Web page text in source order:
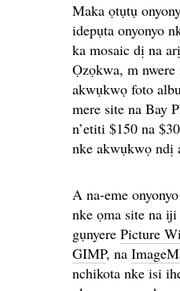
Maka ọtụtụ
idepụta onyonyo
ka mosaic dị na
Ọzọkwa, m
akwụkwọ foto
mere site na Bay
n’etiti $150 na
nke akwụkwọ ndị
A na-eme
nke ọma site na
gụnyere Picture
GIMP, na
nchikota nke isi